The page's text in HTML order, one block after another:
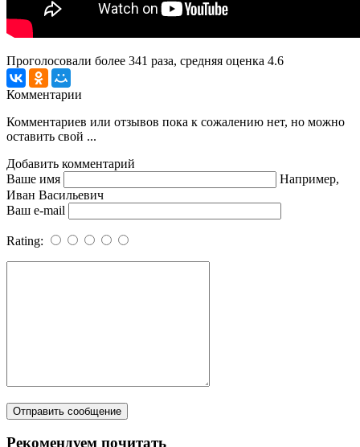
Проголосовали более 341 раза, средняя оценка 4.6
Комментарии
Комментариев или отзывов пока к сожалению нет, но можно
оставить свой ...
Добавить комментарий
Ваше имя
Например,
Иван Васильевич
Ваш e-mail
Rating:
Рекомендуем почитать